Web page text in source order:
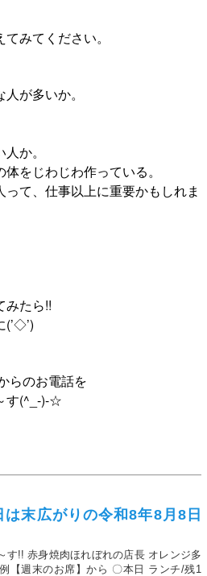
みてください。
が多いか。
か。
をじわじわ作っている。
て、仕事以上に重要かもしれま
みたら!!
ゞ
らのお電話を
す(^_-)-☆
広がりの令和8年8月8日
す!! 赤身焼肉ほれぼれの店長 オレンジ多
【週末のお席】から 〇本日 ランチ/残1